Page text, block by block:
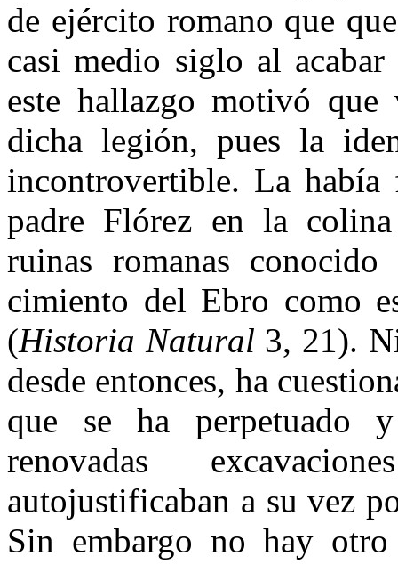
de ejército romano que
casi medio siglo al acabar
este hallazgo motivó
dicha legión, pues la
incontrovertible. La
padre Flórez en la
ruinas romanas
cimiento del Ebro como
(His­toria Natural 3, 21).
desde entonces, ha
que se ha perpetuado
renovadas
autojustificaban a su vez
Sin embargo no hay